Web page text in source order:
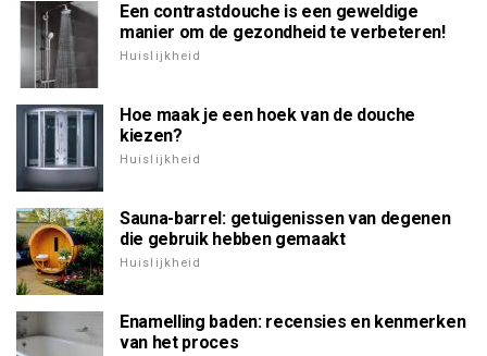
Een contrastdouche is een geweldige
manier om de gezondheid te verbeteren!
Huislijkheid
Hoe maak je een hoek van de douche
kiezen?
Huislijkheid
Sauna-barrel: getuigenissen van degenen
die gebruik hebben gemaakt
Huislijkheid
Enamelling baden: recensies en kenmerken
van het proces